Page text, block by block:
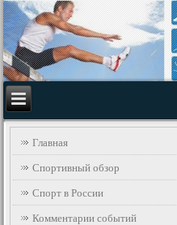
Главная
Спортивный обзор
Спорт в России
Комментарии событий